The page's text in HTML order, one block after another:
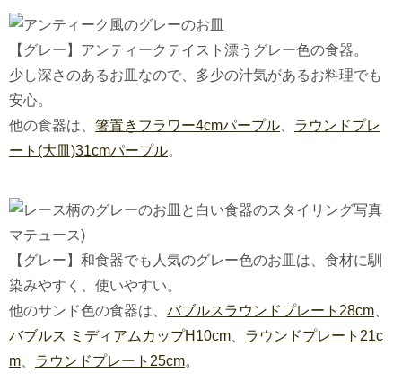
【グレー】アンティークテイスト漂うグレー色の食器。
少し深さのあるお皿なので、多少の汁気があるお料理でも
安心。
他の食器は、 箸置きフラワー4cmパープル
ラウンドプレ
ート(大皿)31cmパープル。
【グレー】和食器でも人気のグレー色のお皿は、食材に馴
染みやすく、使いやすい。
他のサンド色の食器は、 バブルスラウンドプレート28cm
バブルス ミディアムカップH10cm
ラウンドプレート21c
m
ラウンドプレート25cm。